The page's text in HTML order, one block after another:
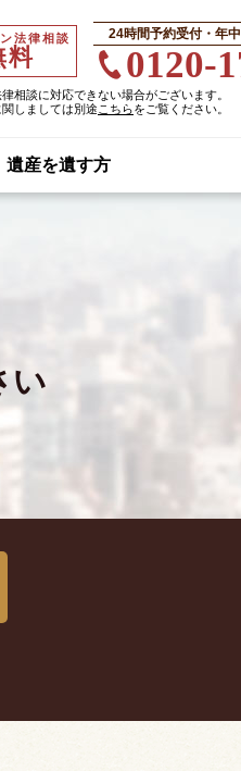
法律相談
料
24時間予約受付・年
0120-
相談に対応できない場合がございます。
しましては別途 こちらをご覧ください。
遺産を遺す方
い